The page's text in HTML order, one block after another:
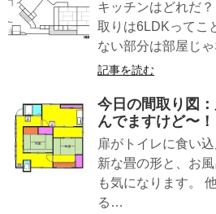
キッチンはどれだ
取りは6LDKってこ
ない部分は部屋じ
記事を読む
今日の間取り図
んでますけど〜！
扉がトイレに食い
新な畳の形と、お
も気になります。
る…